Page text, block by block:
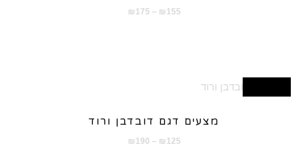
₪ 155
–
₪ 175
מצעים דגם דובדבן ורוד
₪ 125
–
₪ 190